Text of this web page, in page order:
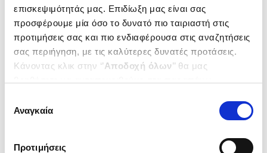
επισκεψιμότητάς μας. Επιδίωξη μας είναι σας
προσφέρουμε μία όσο το δυνατό πιο ταιριαστή στις
προτιμήσεις σας και πιο ενδιαφέρουσα στις αναζητήσεις
σας περιήγηση, με τις καλύτερες δυνατές προτάσεις.
Κάνοντας κλικ στην ‘’Αποδοχή όλων’’ θα μας
ενδιαφέρουν και να επιλέξετε από τα παρακάτω με την
΄΄και να ενημερωθείτε σχετικά με
συγκατάθεσης
Αναγκαία
Προτιμήσεις